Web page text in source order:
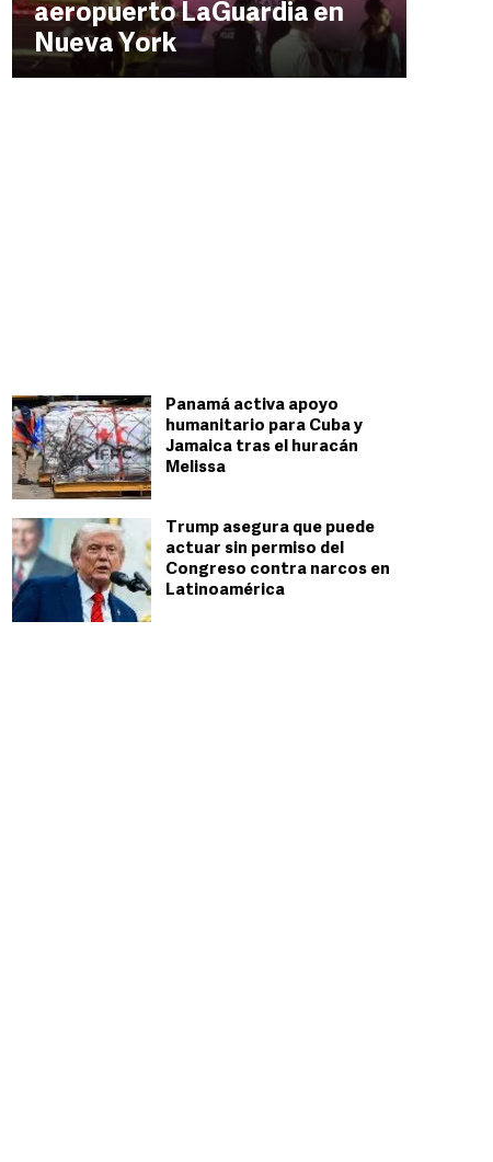
aeropuerto LaGuardia en
Nueva York
Panamá activa apoyo
humanitario para Cuba y
Jamaica tras el huracán
Melissa
Trump asegura que puede
actuar sin permiso del
Congreso contra narcos en
Latinoamérica